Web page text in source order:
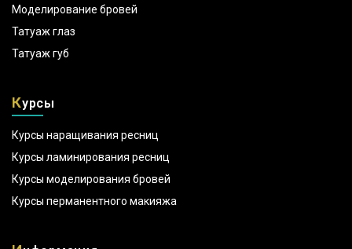
Моделирование бровей
Татуаж глаз
Татуаж губ
Курсы
Курсы наращивания ресниц
Курсы ламинирования ресниц
Курсы моделирования бровей
Курсы перманентного макияжа